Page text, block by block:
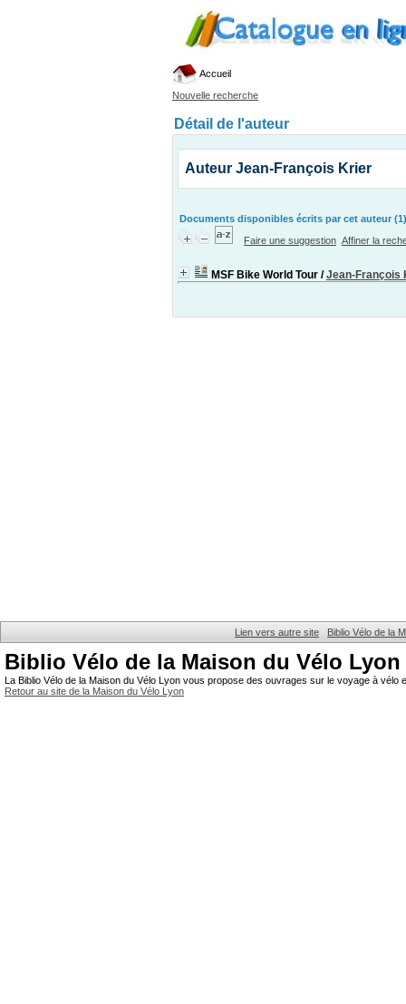
Accueil
Nouvelle recherche
Détail de l'auteur
Auteur Jean-François Krier
Documents disponibles écrits par cet auteur (1)
Faire une suggestion Affiner la
MSF Bike World Tour /Jean-François
Lien vers autre site Biblio Vélo de la
Biblio Vélo de la Maison du Vélo Lyon
La Biblio Vélo de la Maison du Vélo Lyon vous propose des ouvrages sur le voyage à
Retour au site de la Maison du Vélo Lyon